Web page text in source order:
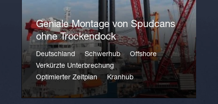
Geniale Montage von Spudcans
ohne Trockendock
Deutschland Schwerhub
Offshore
Verkürzte Unterbrechung
Optimierter Zeitplan
Kranhub